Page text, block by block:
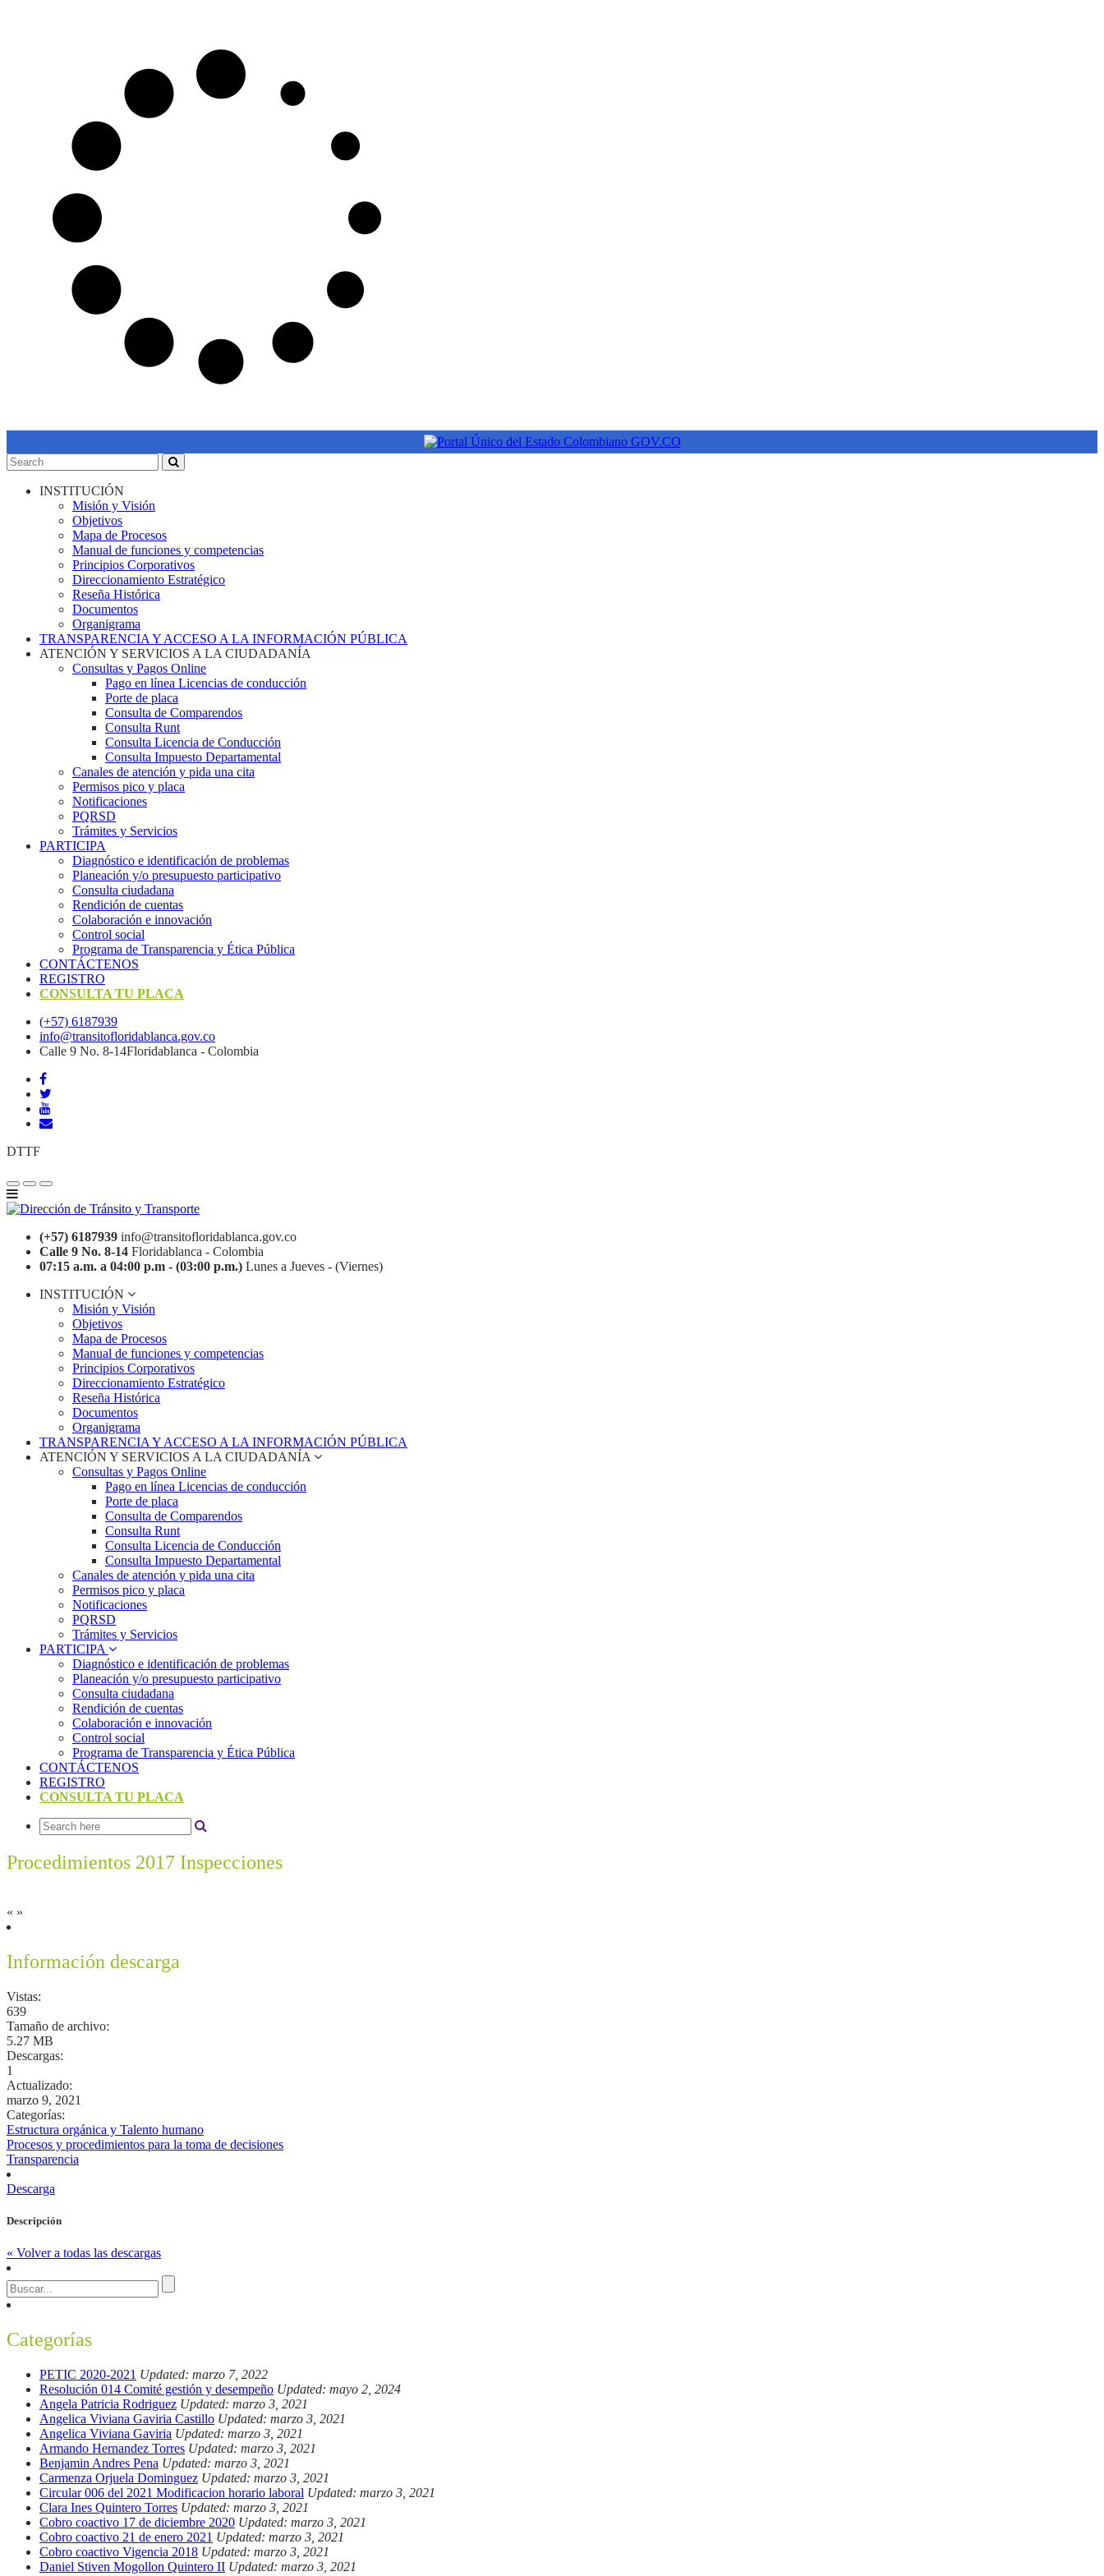
INSTITUCIÓN
Misión y Visión
Objetivos
Mapa de Procesos
Manual de funciones y competencias
Principios Corporativos
Direccionamiento Estratégico
Reseña Histórica
Documentos
Organigrama
TRANSPARENCIA Y ACCESO A LA INFORMACIÓN PÚBLICA
ATENCIÓN Y SERVICIOS A LA CIUDADANÍA
Consultas y Pagos Online
Pago en línea Licencias de conducción
Porte de placa
Consulta de Comparendos
Consulta Runt
Consulta Licencia de Conducción
Consulta Impuesto Departamental
Canales de atención y pida una cita
Permisos pico y placa
Notificaciones
PQRSD
Trámites y Servicios
PARTICIPA
Diagnóstico e identificación de problemas
Planeación y/o presupuesto participativo​
Consulta ciudadana
Rendición de cuentas
Colaboración e innovación
Control social
Programa de Transparencia y Ética Pública
CONTÁCTENOS
REGISTRO
CONSULTA TU PLACA
(+57) 6187939
info@transitofloridablanca.gov.co
Calle 9 No. 8-14Floridablanca - Colombia
DTTF
(+57) 6187939 info@transitofloridablanca.gov.co
Calle 9 No. 8-14 Floridablanca - Colombia
07:15 a.m. a 04:00 p.m - (03:00 p.m.) Lunes a Jueves - (Viernes)
INSTITUCIÓN
Misión y Visión
Objetivos
Mapa de Procesos
Manual de funciones y competencias
Principios Corporativos
Direccionamiento Estratégico
Reseña Histórica
Documentos
Organigrama
TRANSPARENCIA Y ACCESO A LA INFORMACIÓN PÚBLICA
ATENCIÓN Y SERVICIOS A LA CIUDADANÍA
Consultas y Pagos Online
Pago en línea Licencias de conducción
Porte de placa
Consulta de Comparendos
Consulta Runt
Consulta Licencia de Conducción
Consulta Impuesto Departamental
Canales de atención y pida una cita
Permisos pico y placa
Notificaciones
PQRSD
Trámites y Servicios
PARTICIPA
Diagnóstico e identificación de problemas
Planeación y/o presupuesto participativo​
Consulta ciudadana
Rendición de cuentas
Colaboración e innovación
Control social
Programa de Transparencia y Ética Pública
CONTÁCTENOS
REGISTRO
CONSULTA TU PLACA
Procedimientos 2017 Inspecciones
« »
Información descarga
Vistas:
639
Tamaño de archivo:
5.27 MB
Descargas:
1
Actualizado:
marzo 9, 2021
Categorías:
Estructura orgánica y Talento humano
Procesos y procedimientos para la toma de decisiones
Transparencia
Descarga
Descripción
« Volver a todas las descargas
Categorías
PETIC 2020-2021 Updated: marzo 7, 2022
Resolución 014 Comité gestión y desempeño Updated: mayo 2, 2024
Angela Patricia Rodriguez Updated: marzo 3, 2021
Angelica Viviana Gaviria Castillo Updated: marzo 3, 2021
Angelica Viviana Gaviria Updated: marzo 3, 2021
Armando Hernandez Torres Updated: marzo 3, 2021
Benjamin Andres Pena Updated: marzo 3, 2021
Carmenza Orjuela Dominguez Updated: marzo 3, 2021
Circular 006 del 2021 Modificacion horario laboral Updated: marzo 3, 2021
Clara Ines Quintero Torres Updated: marzo 3, 2021
Cobro coactivo 17 de diciembre 2020 Updated: marzo 3, 2021
Cobro coactivo 21 de enero 2021 Updated: marzo 3, 2021
Cobro coactivo Vigencia 2018 Updated: marzo 3, 2021
Daniel Stiven Mogollon Quintero II Updated: marzo 3, 2021